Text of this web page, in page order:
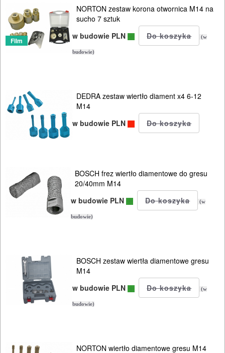
Film
NORTON zestaw korona otwornica M14 na
sucho 7 sztuk
w budowie PLN
(w
budowie)
DEDRA zestaw wiertło diament x4 6-12
M14
w budowie PLN
BOSCH frez wiertło diamentowe do gresu
20/40mm M14
w budowie PLN
(w
budowie)
BOSCH zestaw wiertła diamentowe gresu
M14
w budowie PLN
(w
budowie)
NORTON wiertło diamentowe gresu M14